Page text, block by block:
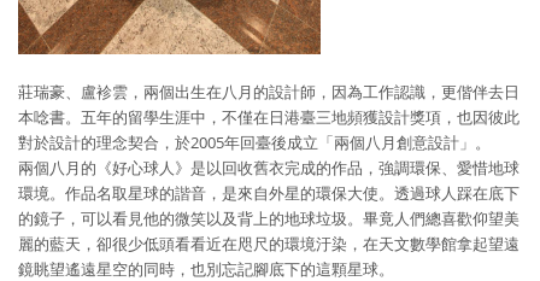
莊瑞豪、盧袗雲，兩個出生在八月的設計師，因為工作認識，更偕伴去日
本唸書。五年的留學生涯中，不僅在日港臺三地頻獲設計獎項，也因彼此
對於設計的理念契合，於2005年回臺後成立「兩個八月創意設計」。
兩個八月的《好心球人》是以回收舊衣完成的作品，強調環保、愛惜地球
環境。作品名取星球的諧音，是來自外星的環保大使。透過球人踩在底下
的鏡子，可以看見他的微笑以及背上的地球垃圾。畢竟人們總喜歡仰望美
麗的藍天，卻很少低頭看看近在咫尺的環境汙染，在天文數學館拿起望遠
鏡眺望遙遠星空的同時，也別忘記腳底下的這顆星球。